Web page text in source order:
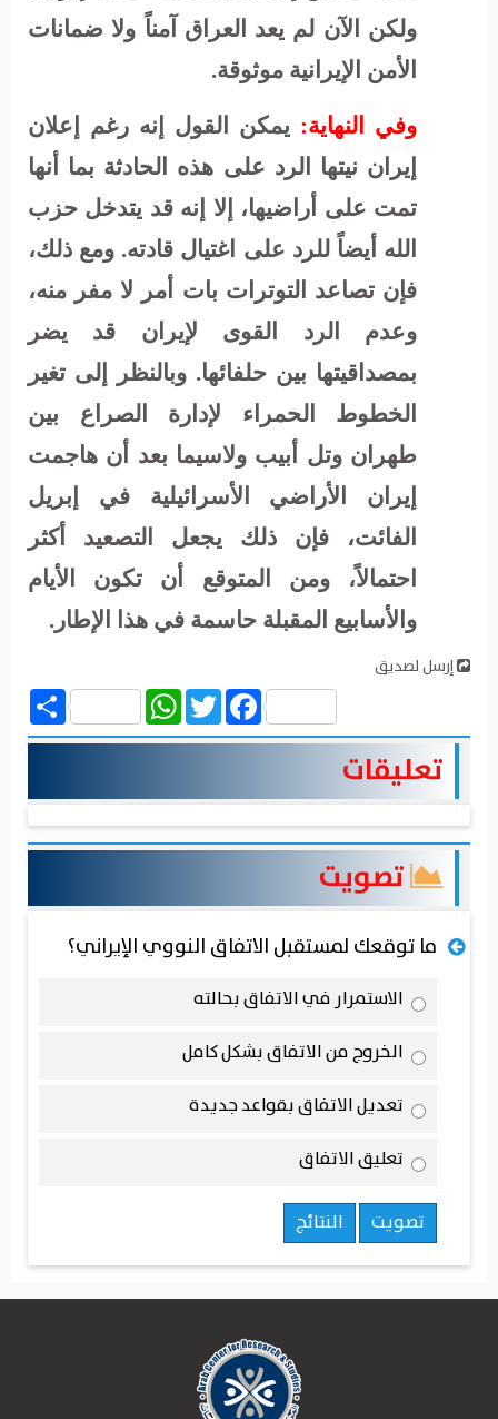
ولكن الآن لم يعد العراق آمناً ولا ضمانات
الأمن الإيرانية موثوقة.
وفي النهاية: يمكن القول إنه رغم إعلان
إيران نيتها الرد على هذه الحادثة بما أنها
تمت على أراضيها، إلا إنه قد يتدخل حزب
الله أيضاً للرد على اغتيال قادته. ومع ذلك،
فإن تصاعد التوترات بات أمر لا مفر منه،
وعدم الرد القوى لإيران قد يضر
بمصداقيتها بين حلفائها. وبالنظر إلى تغير
الخطوط الحمراء لإدارة الصراع بين
طهران وتل أبيب ولاسيما بعد أن هاجمت
إيران الأراضي الأسرائيلية في إبريل
الفائت، فإن ذلك يجعل التصعيد أكثر
احتمالاً، ومن المتوقع أن تكون الأيام
والأسابيع المقبلة حاسمة في هذا الإطار.
إرسل لصديق
Share
WhatsAppTwitter Facebook
تعليقات
تصويت
ما توقعك لمستقبل الاتفاق النووي الإيراني؟
الاستمرار في الاتفاق بحالته
الخروج من الاتفاق بشكل كامل
تعديل الاتفاق بقواعد جديدة
تعليق الاتفاق
تصويت النتائج